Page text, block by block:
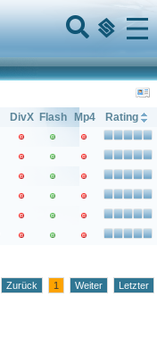
Menu
DivX Flash Mp4
Rating
Zurück 1 Weiter Letzter